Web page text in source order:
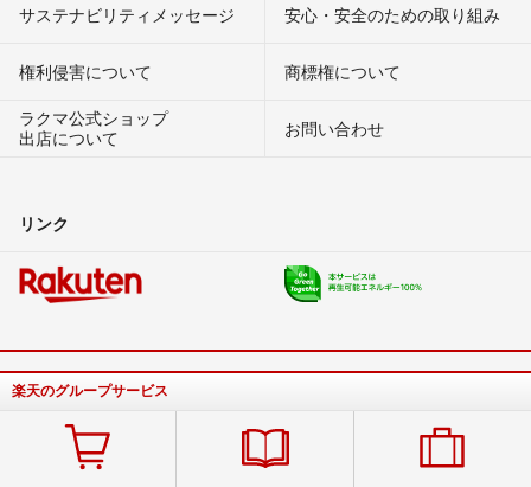
サステナビリティメッセージ 安心・安全のための取り組み
権利侵害について
商標権について
ラクマ公式ショップ
出店について
お問い合わせ
リンク
楽天のグループサービス